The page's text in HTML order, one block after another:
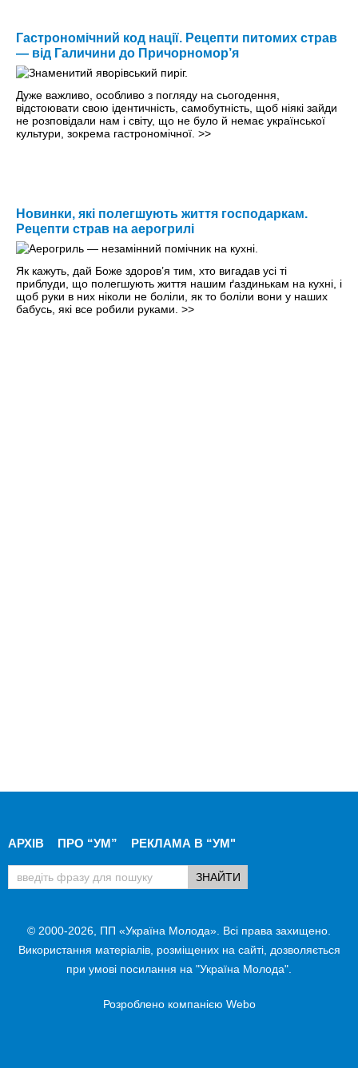
Гастрономічний код нації. Рецепти питомих страв
— від Галичини до Причорномор’я
Дуже важливо, особливо з погляду на сьогодення,
відстоювати свою ідентичність, самобутність, щоб ніякі зайди
не розповідали нам і світу, що не було й немає української
культури, зокрема гастрономічної. >>
Новинки, які полегшують життя господаркам.
Рецепти страв на аерогрилі
Як кажуть, дай Боже здоров’я тим, хто вигадав усі ті
приблуди, що полегшують життя нашим ґаздинькам на кухні, і
щоб руки в них ніколи не боліли, як то боліли вони у наших
бабусь, які все робили руками. >>
АРХІВ ПРО “УМ” РЕКЛАМА В “УМ"
© 2000-2026, ПП «Україна Молода». Всі права захищено.
Використання матеріалів, розміщених на сайті, дозволяється
при умові посилання на "Україна Молода".
Розроблено компанією Webo